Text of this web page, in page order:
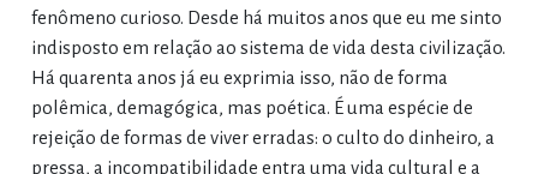
fenômeno curioso. Desde há muitos anos que eu me sinto
indisposto em relação ao sistema de vida desta civilização.
Há quarenta anos já eu exprimia isso, não de forma
polêmica, demagógica, mas poética. É uma espécie de
rejeição de formas de viver erradas: o culto do dinheiro, a
pressa, a incompatibilidade entra uma vida cultural e a